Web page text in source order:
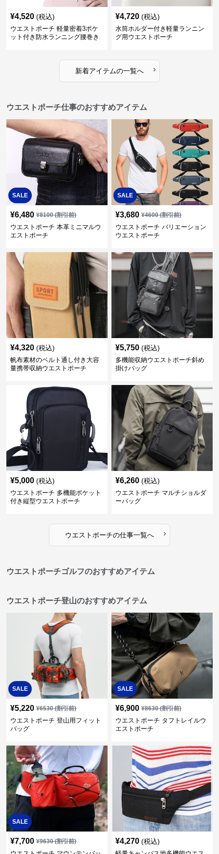
¥4,520 (税込)
ウエストポーチ 軽量密着3ポケ
ット付き防水ランニング腰巻き
¥4,720 (税込)
水筒ホルダー付き軽量ランニン
グ用ウエストポーチ
新着アイテムの一覧へ ›
ウエストポーチ仕事のおすすめアイテム
SALE
¥6,480 ¥8100(割引前)
ウエストポーチ 本革ミニマルウ
エストポーチ
SALE
¥3,680 ¥4600(割引前)
ウエストポーチ バリエーション
ウエストポーチ
¥4,320 (税込)
帆布素材のベルト通し付き大容
量携帯収納ウエストポーチ
¥5,750 (税込)
多機能収納ウエストポーチ斜め
掛けバッグ
¥5,000 (税込)
ウエストポーチ 多機能ポケット
付き縦型ウエストポーチ
¥6,260 (税込)
ウエストポーチ マルチショルダ
ーバッグ
ウエストポーチの仕事一覧へ ›
ウエストポーチゴルフのおすすめアイテム
ウエストポーチ登山のおすすめアイテム
SALE
¥5,220 ¥6530(割引前)
ウエストポーチ 登山用フィット
バッグ
SALE
¥6,900 ¥8630(割引前)
ウエストポーチ タフトレイルウ
エストポーチ
SALE
¥7,700 ¥9630(割引前) ¥4,270 (税込)